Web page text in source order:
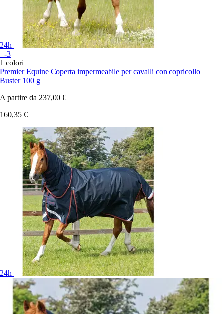
24h
+-3
1 colori
Premier Equine Coperta impermeabile per cavalli con copricollo
Buster 100 g
A partire da 237,00 €
160,35 €
24h